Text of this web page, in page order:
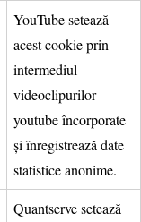
YouTube setează
acest cookie prin
intermediul
videoclipurilor
youtube încorporate
și înregistrează date
statistice anonime.
Quantserve setează